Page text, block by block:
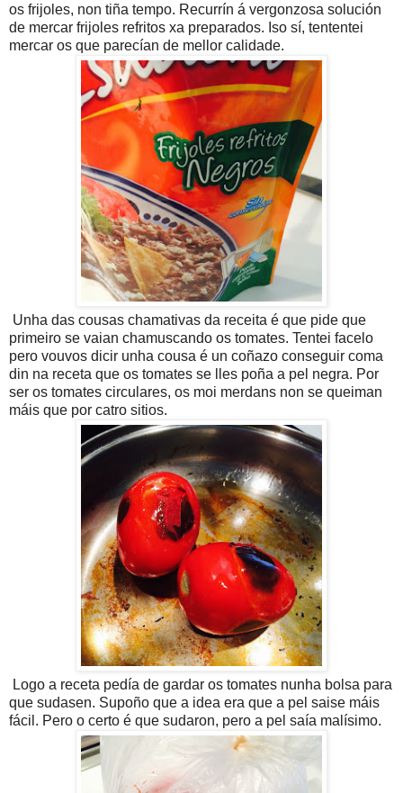
os frijoles, non tiña tempo. Recurrín á vergonzosa solución
de mercar frijoles refritos xa preparados. Iso sí, tententei
mercar os que parecían de mellor calidade.
Unha das cousas chamativas da receita é que pide que
primeiro se vaian chamuscando os tomates. Tentei facelo
pero vouvos dicir unha cousa é un coñazo conseguir coma
din na receta que os tomates se lles poña a pel negra. Por
ser os tomates circulares, os moi merdans non se queiman
máis que por catro sitios.
Logo a receta pedía de gardar os tomates nunha bolsa para
que sudasen. Supoño que a idea era que a pel saise máis
fácil. Pero o certo é que sudaron, pero a pel saía malísimo.